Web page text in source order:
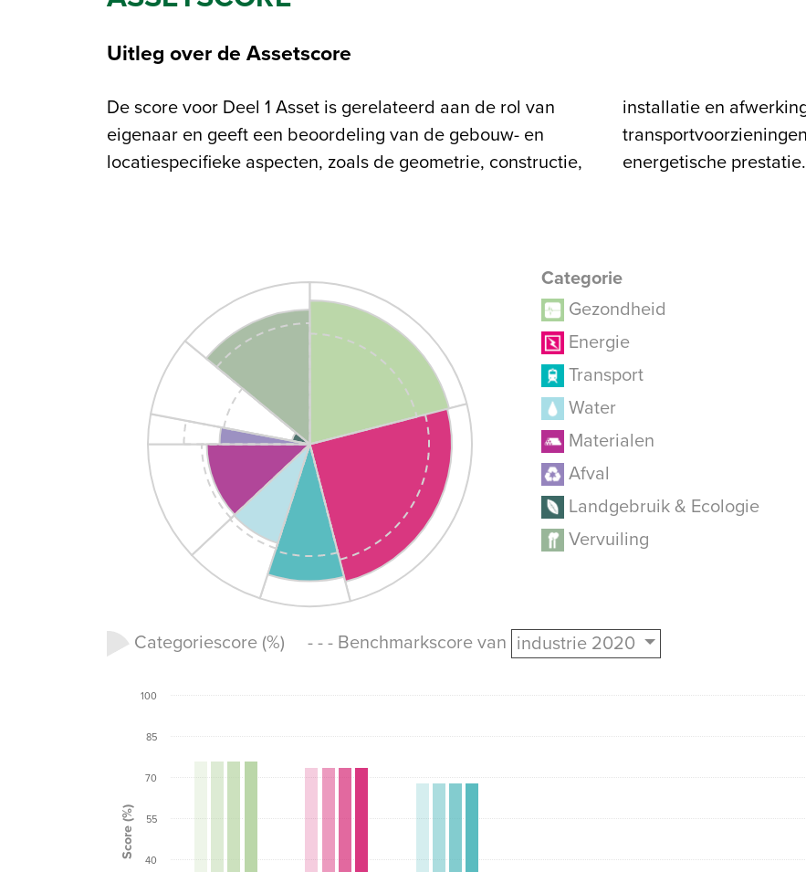
Uitleg over de Assetscore
De score voor Deel 1 Asset is gerelateerd aan de rol van
eigenaar en geeft een beoordeling van de gebouw- en
locatiespecifieke aspecten, zoals de geometrie, constructie,
installatie en afwerking van het gebouw, de
transportvoorzieningen in en om het gebouw en de
energetische prestatie.
Categorie
Gezondheid
Energie
Transport
Water
Materialen
Afval
Landgebruik & Ecologie
Vervuiling
Categoriescore (%) - - - Benchmarkscore van industrie 2020
Score (%)
40
55
70
85
100